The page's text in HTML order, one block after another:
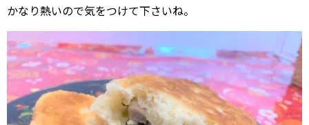
かなり熱いので気をつけて下さいね。